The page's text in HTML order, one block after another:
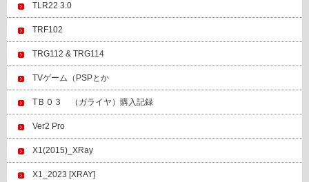
TLR22 3.0
TRF102
TRG112 & TRG114
TVゲーム（PSPとか
TＢ０３ （ガライヤ）購入記録
Ver2 Pro
X1(2015)_XRay
X1_2023 [XRAY]